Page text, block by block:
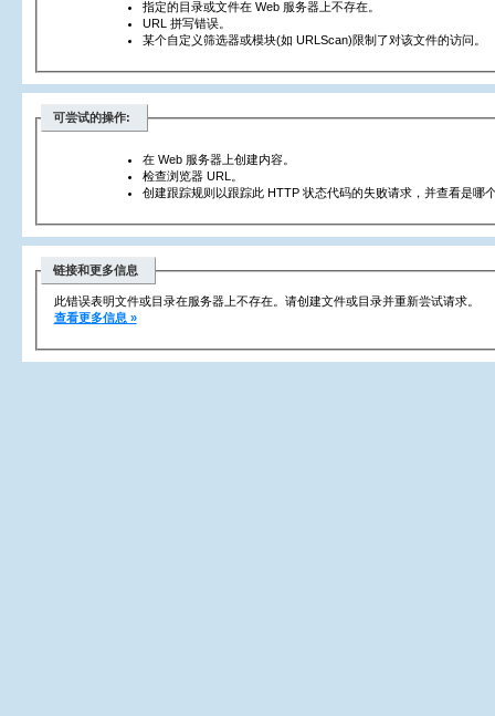
指定的目录或文件在 Web 服务器上不存在。
URL 拼写错误。
某个自定义筛选器或模块(如 URLScan)限制了对该文件的访问。
可尝试的操作:
在 Web 服务器上创建内容。
检查浏览器 URL。
创建跟踪规则以跟踪此 HTTP 状态代码的失败请求，并查看是哪
链接和更多信息
此错误表明文件或目录在服务器上不存在。请创建文件或目录并重新尝试请求。
查看更多信息 »